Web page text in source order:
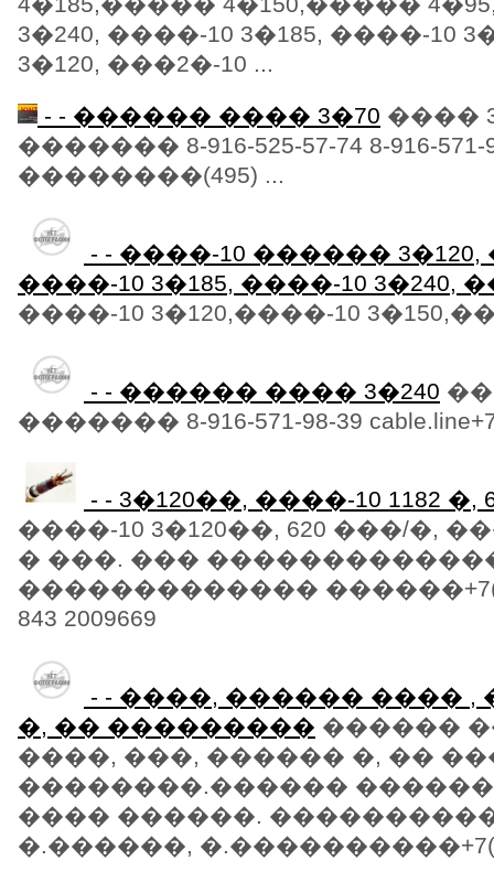
3�240, ����-10 3�185, ����-10
3�120, ���2�-10 ...
- - ������ ���� 3�70 ����
������� 8-916-525-57-74 8-916-
��������(495) ...
- - ����-10 ������ 3�120,
����-10 3�185, ����-10 3�240,
����-10 3�120,����-10
- - ������ ���� 3�240
������� 8-916-571-98-39
- - 3�120��, ����-10 1182 �,
����-10 3�120��, 620 ���/�,
� ���. ���
�������������
843 2009669
- - ����, ������ ���� ,
�, �� ��������� ������
����, ���, ������ �, ��
��������.������
���� ������.
�.������,